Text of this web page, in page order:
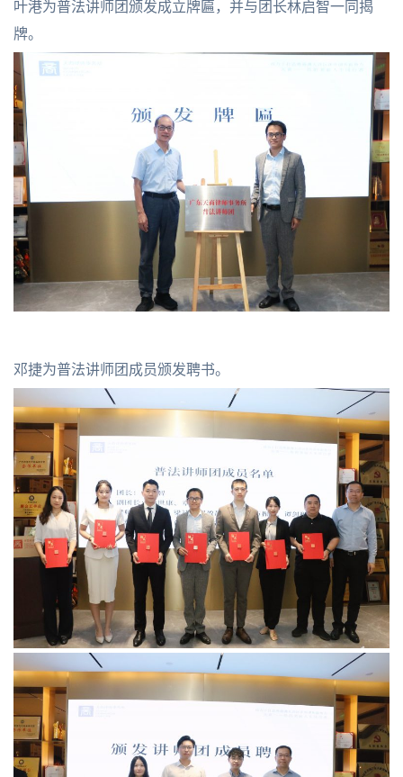
叶港为普法讲师团颁发成立牌匾，并与团长林启智一同揭
牌。
邓捷为普法讲师团成员颁发聘书。